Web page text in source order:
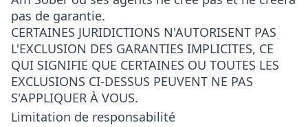
pas de garantie.
CERTAINES JURIDICTIONS N'AUTORISENT PAS
L'EXCLUSION DES GARANTIES IMPLICITES, CE
QUI SIGNIFIE QUE CERTAINES OU TOUTES LES
EXCLUSIONS CI-DESSUS PEUVENT NE PAS
S'APPLIQUER À VOUS.
Limitation de responsabilité